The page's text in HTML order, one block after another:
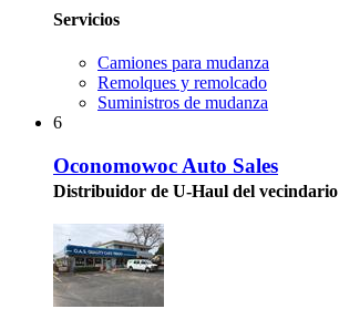
Servicios
Camiones para mudanza
Remolques y remolcado
Suministros de mudanza
6
Oconomowoc Auto Sales
Distribuidor de U-Haul del vecindario